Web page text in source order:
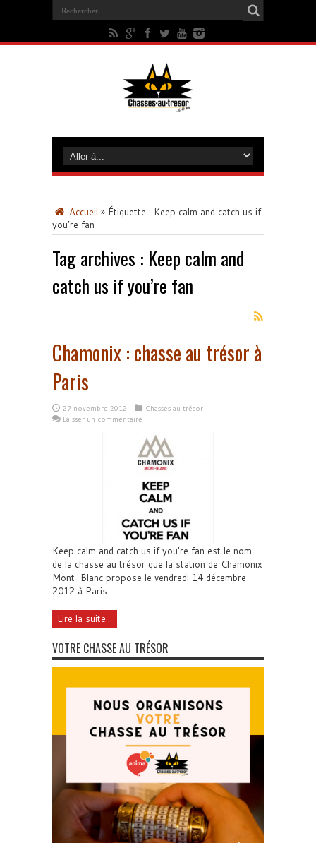
Accueil » Étiquette : Keep calm and catch us if
you’re fan
Tag archives : Keep calm and
catch us if you’re fan
Chamonix : chasse au trésor à
Paris
27 novembre 2012
Chasses au trésor
Laisser un commentaire
Keep calm and catch us if you're fan est le nom
de la chasse au trésor que la station de Chamonix
Mont-Blanc propose le vendredi 14 décembre
2012 à Paris
Lire la suite...
VOTRE CHASSE AU TRÉSOR